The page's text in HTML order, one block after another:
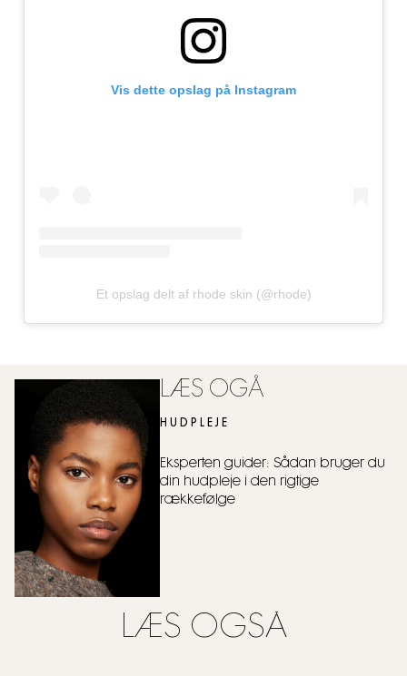
Vis dette opslag på Instagram
Et opslag delt af rhode skin (@rhode)
LÆS OGÅ
HUDPLEJE
Eksperten guider: Sådan bruger du
din hudpleje i den rigtige
rækkefølge
LÆS OGSÅ